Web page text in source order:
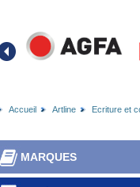
Accueil Artline Ecriture et
MARQUES